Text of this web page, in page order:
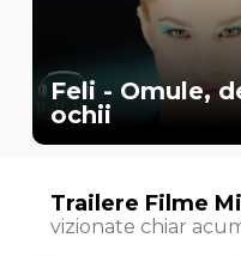
Feli - Omule,
ochii
Trailere Filme
vizionate chiar